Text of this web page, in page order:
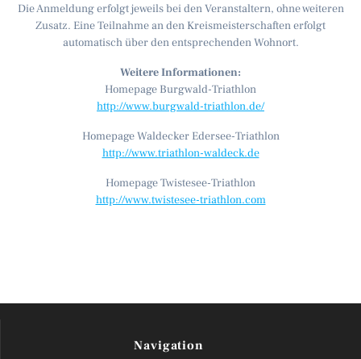
Die Anmeldung erfolgt jeweils bei den Veranstaltern, ohne weiteren
Zusatz. Eine Teilnahme an den Kreismeisterschaften erfolgt
automatisch über den entsprechenden Wohnort.
Weitere Informationen:
Homepage Burgwald-Triathlon
http://www.burgwald-triathlon.de/
Homepage Waldecker Edersee-Triathlon
http://www.triathlon-waldeck.de
Homepage Twistesee-Triathlon
http://www.twistesee-triathlon.com
Navigation